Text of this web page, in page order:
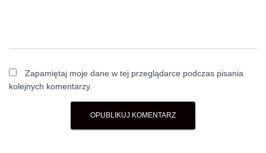
Zapamiętaj moje dane w tej przeglądarce podczas pisania
kolejnych komentarzy.